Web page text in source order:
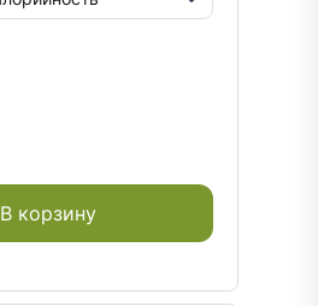
В корзину